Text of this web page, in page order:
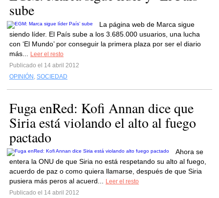
sube
La página web de Marca sigue
siendo líder. El País sube a los 3.685.000 usuarios, una lucha
con ‘El Mundo’ por conseguir la primera plaza por ser el diario
más...
Leer el resto
Publicado el 14 abril 2012
OPINIÓN , SOCIEDAD
Fuga enRed: Kofi Annan dice que
Siria está violando el alto al fuego
pactado
Ahora se
entera la ONU de que Siria no está respetando su alto al fuego,
acuerdo de paz o como quiera llamarse, después de que Siria
pusiera más peros al acuerd...
Leer el resto
Publicado el 14 abril 2012